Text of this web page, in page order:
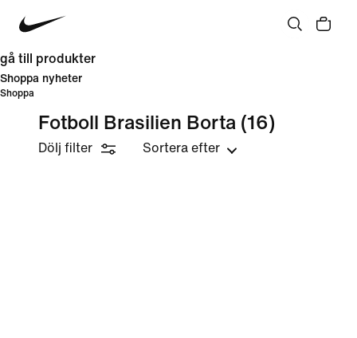
gå till produkter
Shoppa nyheter
Shoppa
Fotboll Brasilien Borta (16)
Dölj filter Sortera efter